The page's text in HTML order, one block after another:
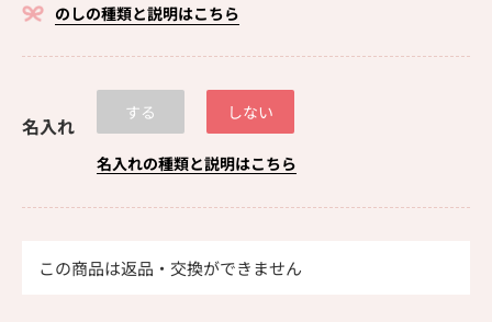
のしの種類と説明はこちら
名入れ
する しない
名入れの種類と説明はこちら
この商品は返品・交換ができません